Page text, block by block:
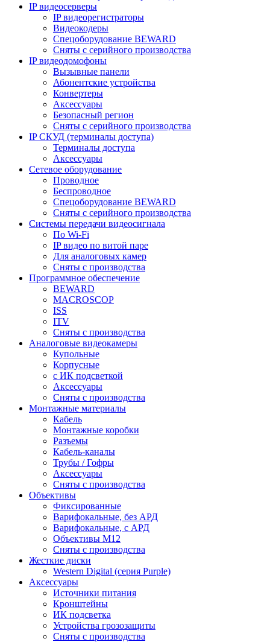
IP видеосерверы
IP видеорегистраторы
Видеокодеры
Спецоборудование BEWARD
Сняты с серийного производства
IP видеодомофоны
Вызывные панели
Абонентские устройства
Конвертеры
Аксессуары
Безопасный регион
Сняты с серийного производства
IP СКУД (терминалы доступа)
Терминалы доступа
Аксессуары
Сетевое оборудование
Проводное
Беспроводное
Спецоборудование BEWARD
Сняты с серийного производства
Системы передачи видеосигнала
По Wi-Fi
IP видео по витой паре
Для аналоговых камер
Сняты с производства
Программное обеспечение
BEWARD
MACROSCOP
ISS
ITV
Сняты с производства
Аналоговые видеокамеры
Купольные
Корпусные
c ИК подсветкой
Аксессуары
Сняты с производства
Монтажные материалы
Кабель
Монтажные коробки
Разъемы
Кабель-каналы
Трубы / Гофры
Аксессуары
Сняты с производства
Объективы
Фиксированные
Варифокальные, без АРД
Варифокальные, с АРД
Объективы M12
Сняты с производства
Жесткие диски
Western Digital (серия Purple)
Аксессуары
Источники питания
Кронштейны
ИК подсветка
Устройства грозозащиты
Сняты с производства